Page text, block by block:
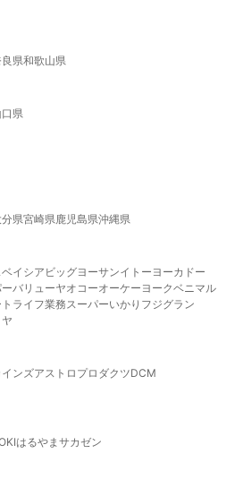
県和歌山県
口県
分県宮崎県鹿児島県沖縄県
ベイシア ビッグヨーサンイトーヨーカドー
バリューヤオコーオーケー ヨークベニマル
ライフ業務スーパーいかり フジグラン
インズアストロプロダクツDCM
はるやま サカゼン